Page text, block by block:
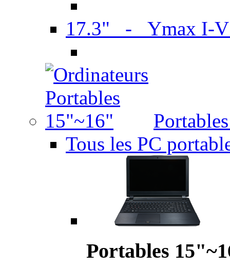
17.3" - Ymax I-
Tous les PC
Portables